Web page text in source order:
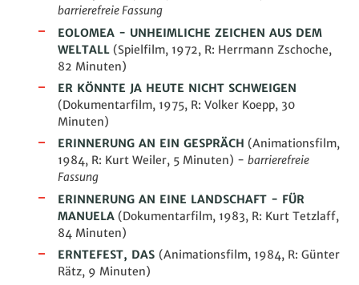
barrierefreie Fassung
EOLOMEA - UNHEIMLICHE ZEICHEN AUS DEM
WELTALL (Spielfilm, 1972, R: Herrmann Zschoche,
82 Minuten)
ER KÖNNTE JA HEUTE NICHT SCHWEIGEN
(Dokumentarfilm, 1975, R: Volker Koepp, 30
Minuten)
ERINNERUNG AN EIN GESPRÄCH (Animationsfilm,
1984, R: Kurt Weiler, 5 Minuten) - barrierefreie
Fassung
ERINNERUNG AN EINE LANDSCHAFT - FÜR
MANUELA (Dokumentarfilm, 1983, R: Kurt Tetzlaff,
84 Minuten)
ERNTEFEST, DAS (Animationsfilm, 1984, R: Günter
Rätz, 9 Minuten)